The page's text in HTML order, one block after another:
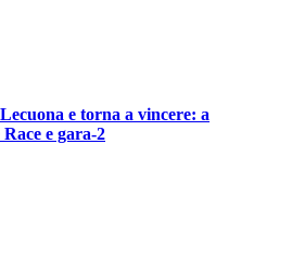
e torna a vincere: a
e gara-2